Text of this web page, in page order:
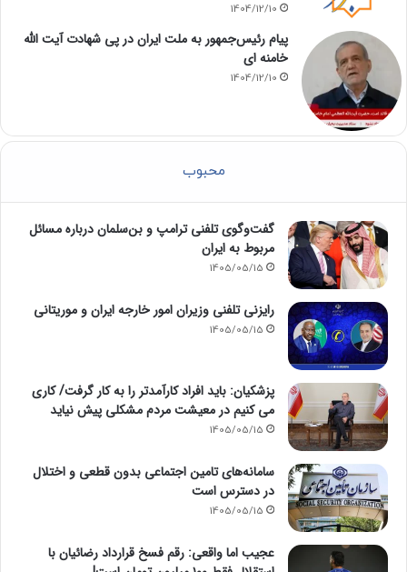
1404/12/10
پیام رئیس‌جمهور به ملت ایران در پی شهادت آیت الله
خامنه ای
1404/12/10
محبوب
گفت‌وگوی تلفنی ترامپ و بن‌سلمان درباره مسائل
مربوط به ایران
1405/05/15
رایزنی تلفنی وزیران امور خارجه ایران و موریتانی
1405/05/15
پزشکیان: باید افراد کارآمدتر را به کار گرفت/ کاری
می کنیم در معیشت مردم مشکلی پیش نیاید
1405/05/15
سامانه‌های تامین اجتماعی بدون قطعی و اختلال
در دسترس است
1405/05/15
عجیب اما واقعی: رقم فسخ قرارداد رضائیان با